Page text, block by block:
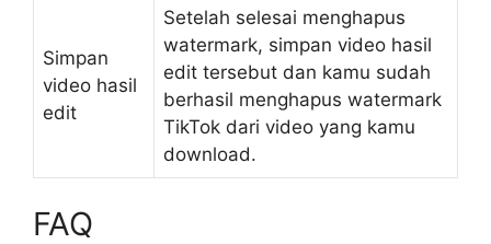
Simpan
video hasil
edit
Setelah selesai menghapus
watermark, simpan video hasil
edit tersebut dan kamu sudah
berhasil menghapus watermark
TikTok dari video yang kamu
download.
FAQ